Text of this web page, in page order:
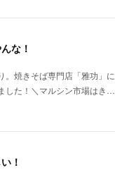
な！
。焼きそば専門店「雅功」に
した！＼マルシン市場はき…
！